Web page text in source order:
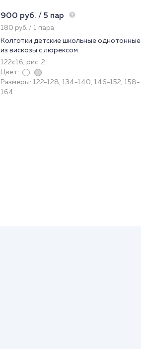
900 руб. / 5 пар
180 руб. / 1 пара
Колготки детские школьные однотонные
из вискозы с люрексом
122с16, рис. 2
Цвет:
Размеры: 122-128, 134-140, 146-152, 158-
164